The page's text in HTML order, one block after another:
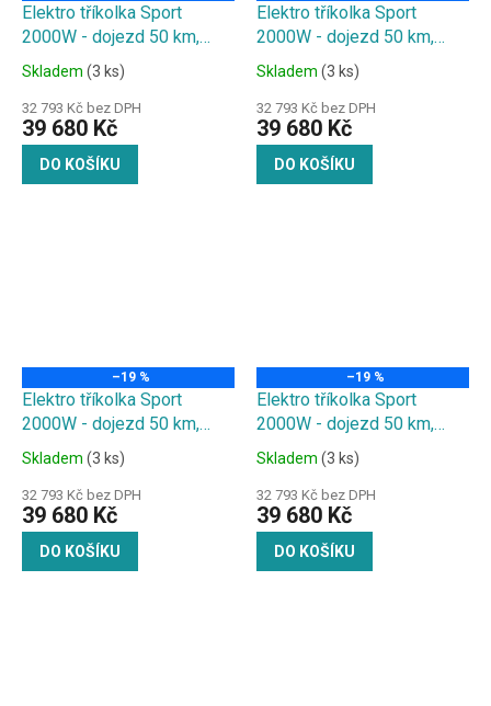
Elektro tříkolka Sport
2000W - dojezd 50 km,
20Ah baterie, modra
Skladem (3 ks)
32 793 Kč bez DPH
39 680 Kč
DO KOŠÍKU
Elektro tříkolka Sport
2000W - dojezd 50 km,
20Ah baterie, more
Skladem (3 ks)
32 793 Kč bez DPH
39 680 Kč
DO KOŠÍKU
–19 %
Elektro tříkolka Sport
2000W - dojezd 50 km,
20Ah baterie, vínová
Skladem (3 ks)
32 793 Kč bez DPH
39 680 Kč
DO KOŠÍKU
–19 %
Elektro tříkolka Sport
2000W - dojezd 50 km,
20Ah baterie, vlajka
Skladem (3 ks)
32 793 Kč bez DPH
39 680 Kč
DO KOŠÍKU